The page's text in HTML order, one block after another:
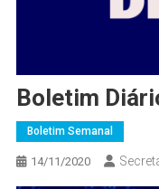
Boletim
Boletim Semanal
14/11/2020